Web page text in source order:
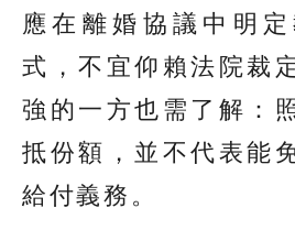
應在離婚協議中明
式，不宜仰賴法院裁
強的一方也需了解：
抵份額，並不代表能
給付義務。